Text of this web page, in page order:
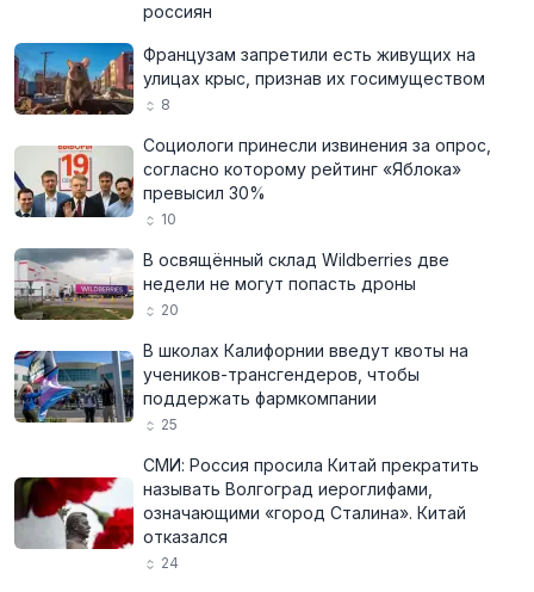
россиян
Французам запретили есть живущих на
улицах крыс, признав их госимуществом
8
Социологи принесли извинения за опрос,
согласно которому рейтинг «Яблока»
превысил 30%
10
В освящённый склад Wildberries две
недели не могут попасть дроны
20
В школах Калифорнии введут квоты на
учеников-трансгендеров, чтобы
поддержать фармкомпании
25
СМИ: Россия просила Китай прекратить
называть Волгоград иероглифами,
означающими «город Сталина». Китай
отказался
24